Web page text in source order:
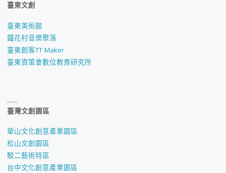
臺東文創
臺東美術館
鐵花村音樂聚落
臺東創客TT Maker
臺東資策會數位教育研究所
臺灣文創園區
華山文化創意產業園區
松山文創園區
駁二藝術特區
台中文化創意產業園區